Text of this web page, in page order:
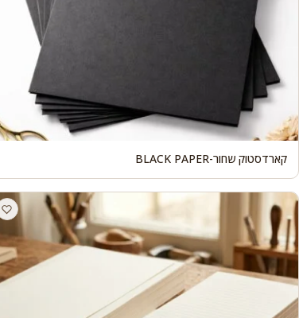
קארדסטוק שחור-BLACK PAPER